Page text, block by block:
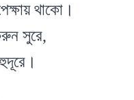
থাকো।
সুরে,